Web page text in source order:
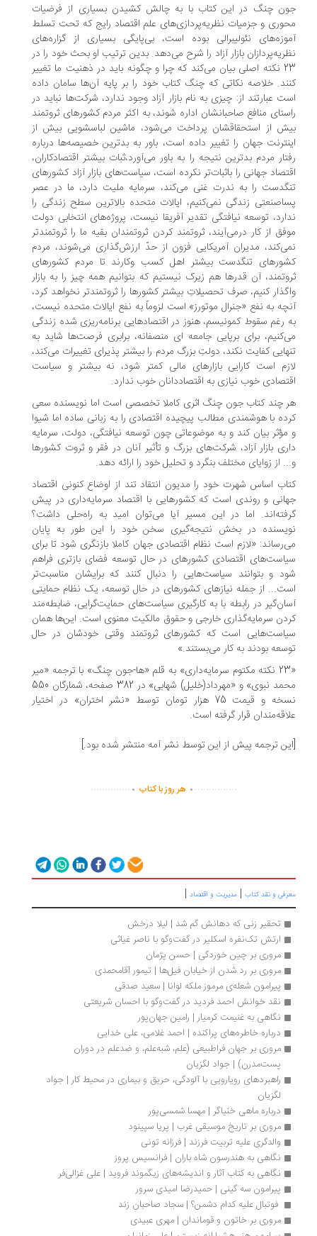
چنگ در این کتاب با به چالش کشیدن بسیاری از فرضیات
و جزمیات نظریه‌پردازی‌های علم اقتصاد رایج که تحت تسلط
نئولیبرالی بوده است، بی‌پایگی بسیاری از گزاره‌های
بازار آزاد را شرح می‌دهد. بدین ترتیب او بحث خود را در
23 نکته اصلی بیان می‌کند که چرا و چگونه باید در ذهنیت ما تغییر
خلاصه نکاتی که چنگ کتاب خود را بر پایه آن‌ها سامان داده‌
عبارتند از: چیزی به نام بازار آزاد وجود ندارد، شرکت‌ها نباید در
منافع صاحبانشان اداره شوند، به اکثر مردم کشورهای ثروتمند
از استحقاقشان پرداخت می‌شود، ماشین لباسشویی بیش از
جهان را تغییر داده است، باور به بدترین خصیصه‌ها درباره
مردم بدترین نتیجه را به باور می‌آورد،ثبات بیشتر اقتصادکاران،
جهانی را باثبات‌تر نکرده است، سیاست‌های بازار آزاد کشورهای
را به ندرت غنی می‌کند، سرمایه ملیت دارد، ما در عصر
زندگی نمی‌کنیم، ایالات متحده بالاترین سطح زندگی را
توسعه نیافتگی تقدیر آفریقا نیست، پروژه‌های انتخابی دولت
از کار درمی‌آیند، ثروتمند کردن ثروتمندان بقیه ما را ثروتمندتر
مدیران آمریکایی فزون از حدّ ارزش‌گذاری می‌شوند، مردم
تنگدست بیشتر اهل کسب وکارند تا مردم کشورهای
آن قدرها هم زیرک نیستیم که بتوانیم همه چیز را به بازار
کنیم، صرف تحصیلاتِ بیشتر کشورها را ثروتمندتر نخواهد کرد،
به نفع «جنرال موتورز» است لزوماً به نفع ایالات متحده نیست،
رغم سقوط کمونیسم، هنوز در اقتصادهایی برنامه‌ریزی شده زندگی
برای برپایی جامعه ای منصفانه، برابری فرصت‌ها شاید به
کفایت نکند، دولتِ بزرگ مردم را بیشتر پذیرای تغییرات می‌کند،
است کارایی بازارهای مالی کمتر شود، نه بیشتر و سیاست
خوب نیازی به اقتصاددانان خوب ندارد.
چند کتاب جون چنگ اثری کاملا تخصصی است اما نویسنده سعی
با هوشمندی مطالب پیچیده اقتصادی را به زبانی ساده اما شیوا
بیان کند و به موضوعاتی چون توسعه نیافتگی، دولت، سرمایه
بازار آزاد، شرکت‌های بزرگ و تأثیر آنان در فقر و ثروت کشورها
از زوایای مختلف بنگرد و تحلیل خود را ارائه دهد.
اساس شهرت خود را مدیون انتقاد تند از اوضاع کنونی اقتصاد
و روندی است که کشورهایی با اقتصاد سرمایه‌داری در پیش
اما در این مسیر آیا می‌توان امید به راه‌حلی داشت؟
در بخش نتیجه‌گیری سخن خود را این طور به پایان
«لازم است نظام اقتصادی جهان کاملا بازنگری شود تا برای
اقتصادی کشورهای در حال توسعه فضای بازتری فراهم
و بتوانند سیاست‌هایی را دنبال کنند که برایشان مناسبت‌تر
از جمله نیازهای کشورهای در حال توسعه، یک نظام حمایتی
در رابطه با به کارگیری سیاست‌های حمایت‌گرایی، ضابطه‌مند
سرمایه‌گذاری خارجی و حقوق مالکیت معنوی است. این‌ها همان
است که کشورهای ثروتمند وقتی خودشان در حال
بودند به کار می‌بستند.»
«23 نکته مکتوم سرمایه‌داری» به قلم «ها-جون چنگ» با ترجمه «میر
محمد نبوی» و «مهرداد(خلیل) شهابی» در 382 صفحه، شمارگان 550
نسخه و قیمت 75 هزار تومان توسط «نشر اختران» در اختیار
قرار گرفته است.
ترجمه پیش از این توسط نشر آمه منتشر شده بود.]
...............
. هر روز با کتاب.
..............
و نقد کتاب|مدیریت و اقتصاد |
تحقیر زنی که دهانش گم شد | لیلا درخش
ارتش تک‌نفره اسکلیر در گفت‌وگو با ناصر غیاثی
مروری بر چین خوردگی | حسن پژمان
مروری بر رد شدن از خیابان فیل‌ها | تیمور آقامحمدی
پیرامون شعله‌ی مرموز ملکه لوانا | سعید صدقی
نقد خوانش احمد فردید در گفت‌وگو با احسان شریعتی
نگاهی به غنیمت کرمیار | رامین جهان‌پور
درباره خاطره‌های پراکنده | احمد غلامی، علی خدایی
مروری بر جهان فراطبیعی (علم، شبه‌علم، و ضدعلم در دوران
پست‌مدرن) | جواد لگزیان
راهبردهای رویارویی با آلودگی، حریق و بیماری‌ در محیط کار | جواد
درباره ماهی خنیاگر | مهسا شمسی‌پور
مروری بر تاریخ موسیقی غرب | پریا سپینود
والدگری علیه تربیت فرزند | فرزانه تونی
نگاهی به هندرسون شاه باران | فرانسیس پروز
نگاهی به کتاب آثار و اندیشه‌های زیگموند فروید | علی غزالی‌فر
پیرامون سه گینی | حمیدرضا امیدی سرور
فوتبال علیه کدام دشمن؟ | سجاد صاحبان زند
مروری بر خاتون و قوماندان | مهری عبیدی